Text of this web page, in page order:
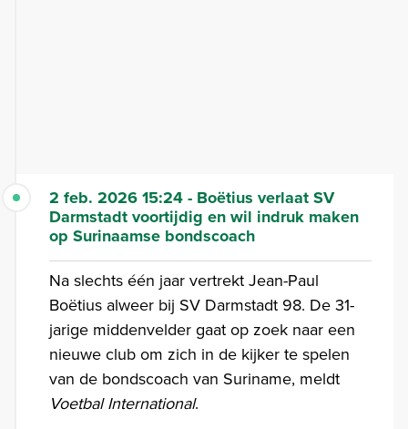
2 feb. 2026 15:24 - Boëtius verlaat SV
Darmstadt voortijdig en wil indruk maken
op Surinaamse bondscoach
Na slechts één jaar vertrekt Jean-Paul
Boëtius alweer bij SV Darmstadt 98. De 31-
jarige middenvelder gaat op zoek naar een
nieuwe club om zich in de kijker te spelen
van de bondscoach van Suriname, meldt
Voetbal International.